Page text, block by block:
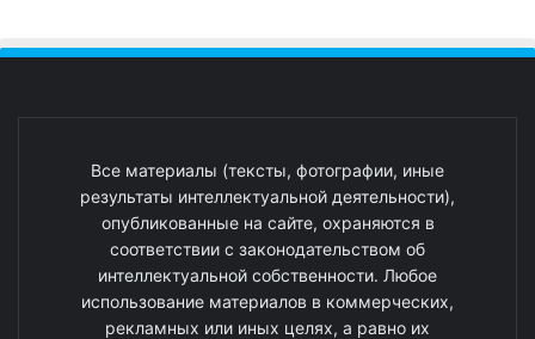
Все материалы (тексты, фотографии, иные
результаты интеллектуальной деятельности),
опубликованные на сайте, охраняются в
соответствии с законодательством об
интеллектуальной собственности. Любое
использование материалов в коммерческих,
рекламных или иных целях, а равно их